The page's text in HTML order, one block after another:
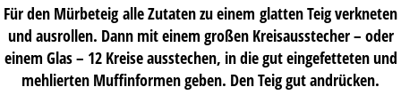
Für den Mürbeteig alle Zutaten zu einem glatten Teig verkneten
und ausrollen. Dann mit einem großen Kreisausstecher – oder
einem Glas – 12 Kreise ausstechen, in die gut eingefetteten und
mehlierten Muffinformen geben. Den Teig gut andrücken.